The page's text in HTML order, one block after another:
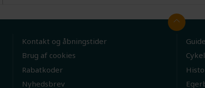
Kontakt og åbningstider
Brug af cookies
Rabatkoder
Nyhedsbrev